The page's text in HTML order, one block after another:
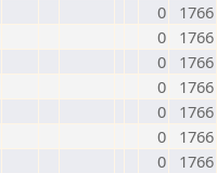
0
1766
0
1766
0
1766
0
1766
0
1766
0
1766
0
1766